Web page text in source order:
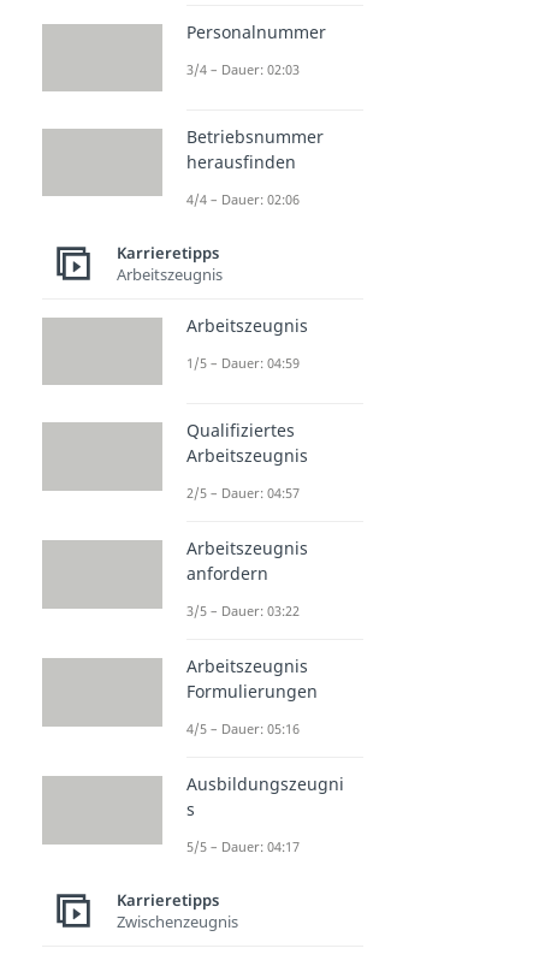
Personalnummer
3/4 – Dauer: 02:03
Betriebsnummer
herausfinden
4/4 – Dauer: 02:06
Karrieretipps
Arbeitszeugnis
Arbeitszeugnis
1/5 – Dauer: 04:59
Qualifiziertes
Arbeitszeugnis
2/5 – Dauer: 04:57
Arbeitszeugnis
anfordern
3/5 – Dauer: 03:22
Arbeitszeugnis
Formulierungen
4/5 – Dauer: 05:16
Ausbildungszeugni
s
5/5 – Dauer: 04:17
Karrieretipps
Zwischenzeugnis